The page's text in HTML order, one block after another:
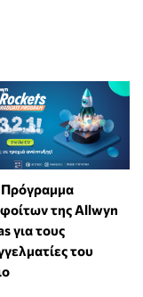
της Allwyn
για τους
του